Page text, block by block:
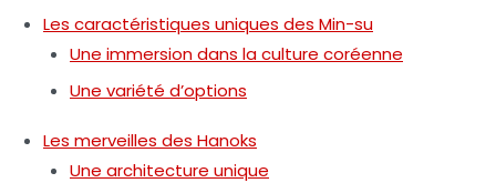
Les caractéristiques uniques des Min-su
Une immersion dans la culture coréenne
Une variété d’options
Les merveilles des Hanoks
Une architecture unique